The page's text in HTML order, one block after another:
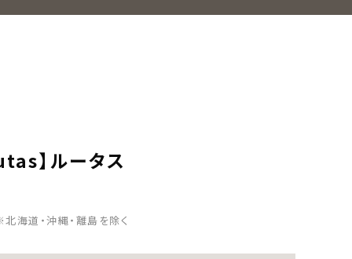
】ルータス
海道・沖縄・離島を除く